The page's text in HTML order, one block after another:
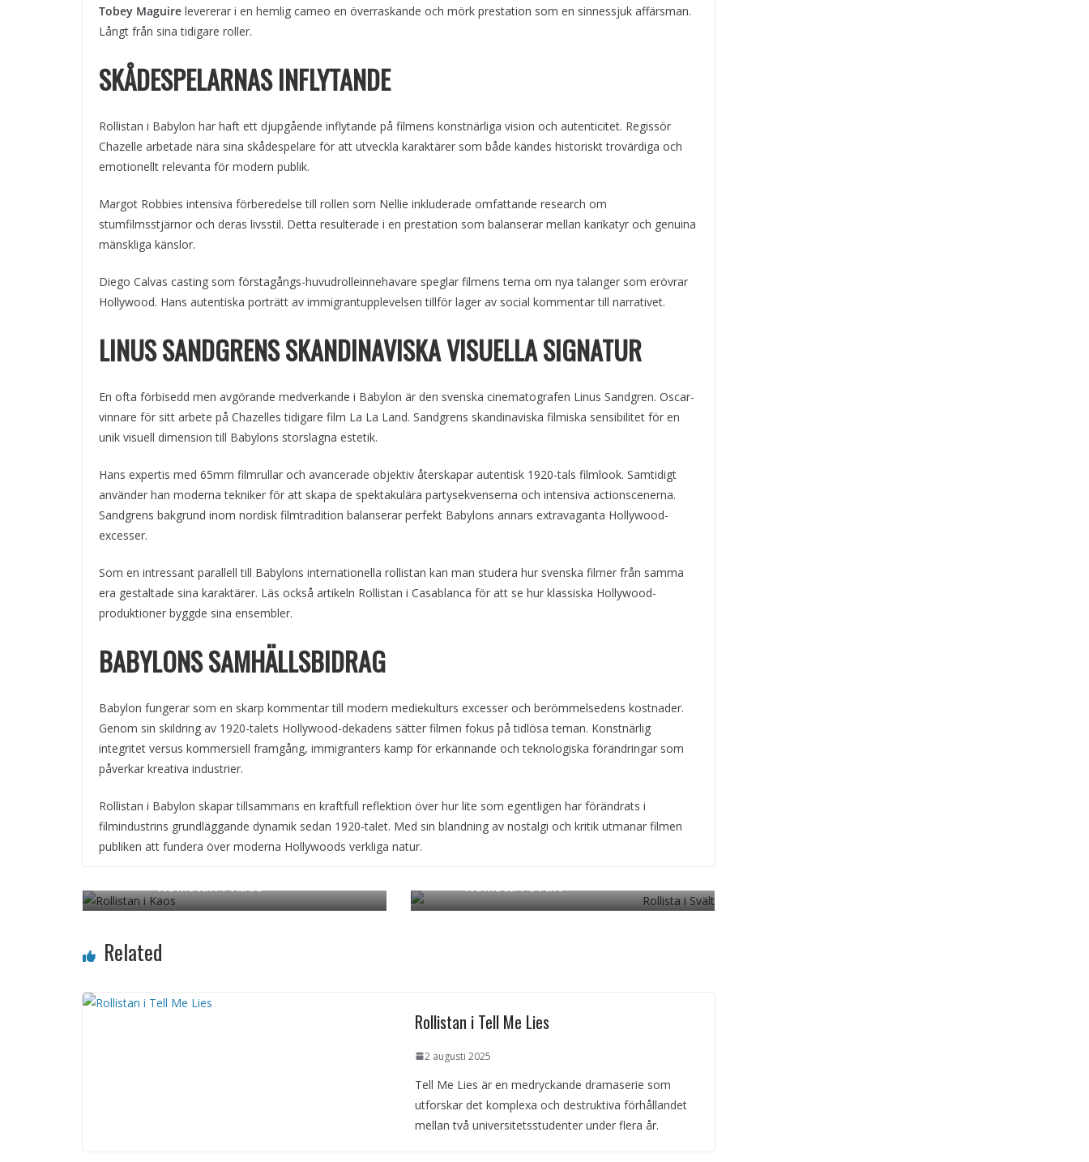
Tobey Maguire levererar i en hemlig cameo en överraskande och mörk prestation som en sinnessjuk affärsman.
Långt från sina tidigare roller.
SKÅDESPELARNAS INFLYTANDE
Rollistan i Babylon har haft ett djupgående inflytande på filmens konstnärliga vision och autenticitet. Regissör
Chazelle arbetade nära sina skådespelare för att utveckla karaktärer som både kändes historiskt trovärdiga och
emotionellt relevanta för modern publik.
Margot Robbies intensiva förberedelse till rollen som Nellie inkluderade omfattande research om
stumfilmsstjärnor och deras livsstil. Detta resulterade i en prestation som balanserar mellan karikatyr och genuina
mänskliga känslor.
Diego Calvas casting som förstagångs-huvudrolleinnehavare speglar filmens tema om nya talanger som erövrar
Hollywood. Hans autentiska porträtt av immigrantupplevelsen tillför lager av social kommentar till narrativet.
LINUS SANDGRENS SKANDINAVISKA VISUELLA SIGNATUR
En ofta förbisedd men avgörande medverkande i Babylon är den svenska cinematografen Linus Sandgren. Oscar-
vinnare för sitt arbete på Chazelles tidigare film La La Land. Sandgrens skandinaviska filmiska sensibilitet för en
unik visuell dimension till Babylons storslagna estetik.
Hans expertis med 65mm filmrullar och avancerade objektiv återskapar autentisk 1920-tals filmlook. Samtidigt
använder han moderna tekniker för att skapa de spektakulära partysekvenserna och intensiva actionscenerna.
Sandgrens bakgrund inom nordisk filmtradition balanserar perfekt Babylons annars extravaganta Hollywood-
excesser.
Som en intressant parallell till Babylons internationella rollistan kan man studera hur svenska filmer från samma
era gestaltade sina karaktärer. Läs också artikeln Rollistan i Casablanca för att se hur klassiska Hollywood-
produktioner byggde sina ensembler.
BABYLONS SAMHÄLLSBIDRAG
Babylon fungerar som en skarp kommentar till modern mediekulturs excesser och berömmelsedens kostnader.
Genom sin skildring av 1920-talets Hollywood-dekadens sätter filmen fokus på tidlösa teman. Konstnärlig
integritet versus kommersiell framgång, immigranters kamp för erkännande och teknologiska förändringar som
påverkar kreativa industrier.
Rollistan i Babylon skapar tillsammans en kraftfull reflektion över hur lite som egentligen har förändrats i
filmindustrins grundläggande dynamik sedan 1920-talet. Med sin blandning av nostalgi och kritik utmanar filmen
publiken att fundera över moderna Hollywoods verkliga natur.
Rollistan i Kaos Rollista i Svält
Related
Rollistan i Tell Me Lies
2 augusti 2025
Tell Me Lies är en medryckande dramaserie som
utforskar det komplexa och destruktiva förhållandet
mellan två universitetsstudenter under flera år.